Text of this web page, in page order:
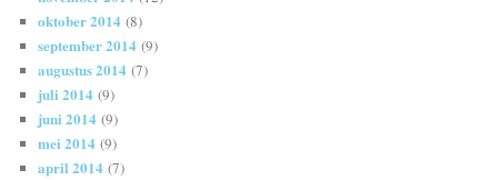
oktober 2014 (8)
september 2014 (9)
augustus 2014 (7)
juli 2014 (9)
juni 2014 (9)
mei 2014 (9)
april 2014 (7)